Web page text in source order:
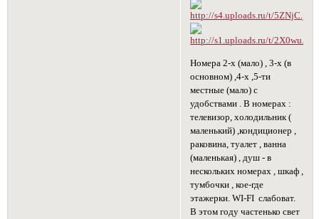
Номера 2-х (мало) , 3-х (в
основном) ,4-х ,5-ти
местные (мало) с
удобствами . В номерах :
телевизор, холодильник (
маленький) ,кондиционер ,
раковина, туалет , ванна
(маленькая) , душ - в
нескольких номерах , шкаф ,
тумбочки , кое-где
этажерки. WI-FI слабоват.
В этом году частенько свет